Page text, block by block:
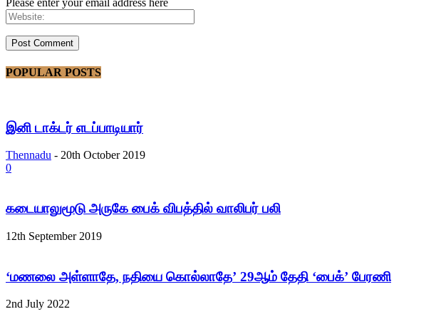
Please enter your email address here
POPULAR POSTS
இனி டாக்டர் எடப்பாடியார்
Thennadu - 20th October 2019
0
கடையாலுமூடு அருகே பைக் விபத்தில் வாலிபர் பலி
12th September 2019
‘மணலை அள்ளாதே, நதியை கொல்லாதே’ 29ஆம் தேதி ‘பைக்’ பேரணி
2nd July 2022